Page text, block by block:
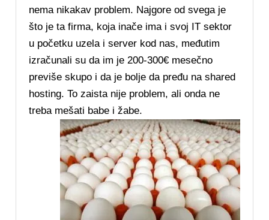
nema nikakav problem. Najgore od svega je
što je ta firma, koja inače ima i svoj IT sektor
u početku uzela i server kod nas, međutim
izračunali su da im je 200-300€ mesečno
previše skupo i da je bolje da pređu na shared
hosting. To zaista nije problem, ali onda ne
treba mešati babe i žabe.